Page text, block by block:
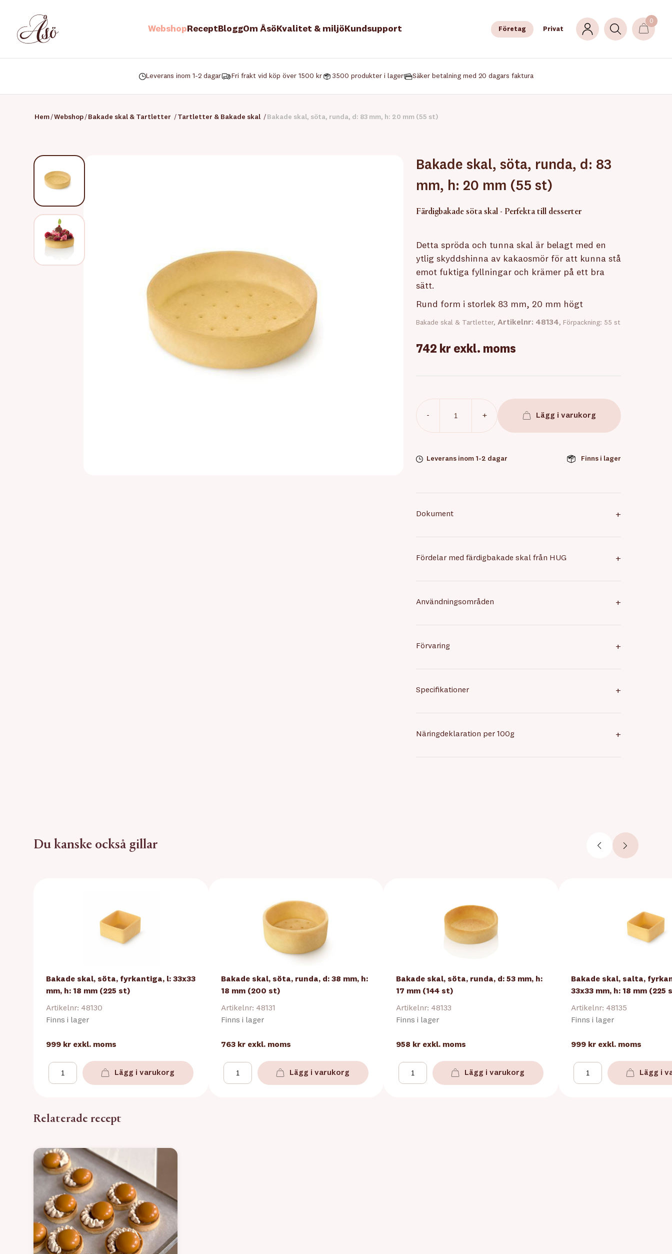
Webshop ReceptBloggOm Åsö Kvalitet & miljö Kundsupport Företag Privat
0
Leverans inom 1-2 dagar Fri frakt vid köp över 1500 kr 3500 produkter i lager Säker betalning med 20 dagars faktura
Hem /Webshop / Bakade skal & Tartletter / Tartletter & Bakade skal / Bakade skal, söta, runda, d: 83 mm, h: 20 mm (55 st)
Bakade skal, söta, runda, d: 83
mm, h: 20 mm (55 st)
Färdigbakade söta skal - Perfekta till desserter
Detta spröda och tunna skal är belagt med en
ytlig skyddshinna av kakaosmör för att kunna stå
emot fuktiga fyllningar och krämer på ett bra
sätt.
Rund form i storlek 83 mm, 20 mm högt
Bakade skal & Tartletter,Artikelnr: 48134, Förpackning: 55 st
742 kr exkl. moms
- + Lägg i varukorg
Leverans inom 1-2 dagar Finns i lager
Dokument +
Fördelar med färdigbakade skal från HUG +
Användningsområden +
Förvaring +
Specifikationer +
Näringdeklaration per 100g +
Du kanske också gillar
Bakade skal, söta, fyrkantiga, l: 33x33
mm, h: 18 mm (225 st)
Artikelnr: 48130
Finns i lager
999 kr exkl. moms
Lägg i varukorg
Bakade skal, söta, runda, d: 38 mm, h:
18 mm (200 st)
Artikelnr: 48131
Finns i lager
763 kr exkl. moms
Lägg i varukorg
Bakade skal, söta, runda, d: 53 mm, h:
17 mm (144 st)
Artikelnr: 48133
Finns i lager
958 kr exkl. moms
Lägg i varukorg
Bakade skal, salta,
33x33 mm, h: 18 mm (225
Artikelnr: 48135
Finns i lager
999 kr exkl. moms
Lägg i
Relaterade recept